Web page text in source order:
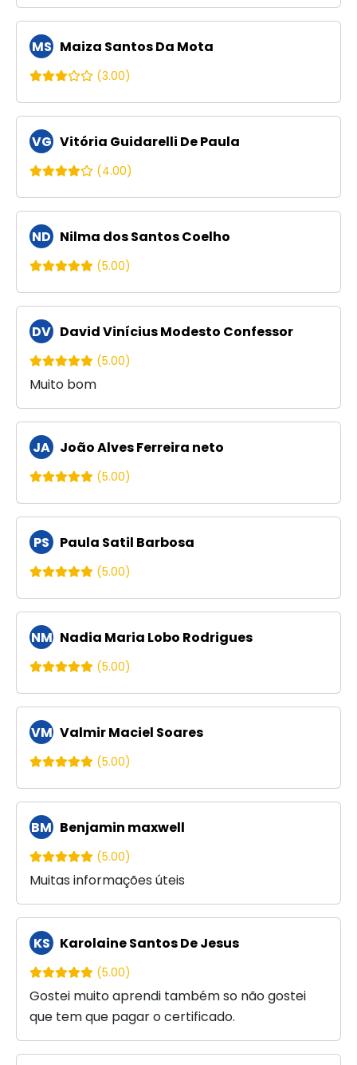
MS Maiza Santos Da Mota
(3.00)
VG Vitória Guidarelli De Paula
(4.00)
ND Nilma dos Santos Coelho
(5.00)
DV David Vinícius Modesto Confessor
(5.00)
Muito bom
JA João Alves Ferreira neto
(5.00)
PS Paula Satil Barbosa
(5.00)
NM Nadia Maria Lobo Rodrigues
(5.00)
VM Valmir Maciel Soares
(5.00)
BM Benjamin maxwell
(5.00)
Muitas informações úteis
KS Karolaine Santos De Jesus
(5.00)
Gostei muito aprendi também so não gostei
que tem que pagar o certificado.